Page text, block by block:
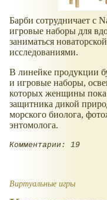
Барби сотрудничает с
игровые наборы для
заниматься
исследованиями.
В линейке продукции
и игровые наборы,
которых женщины пока
защитника дикой
морского биолога,
энтомолога.
Комментарии: 19
Виртуальные игры